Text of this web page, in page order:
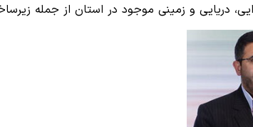
دریایی و زمینی موجود در استان از جمله